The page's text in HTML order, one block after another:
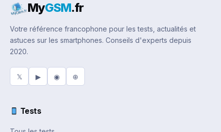
MyGSM.fr
Votre référence francophone pour les tests, actualités et
astuces sur les smartphones. Conseils d'experts depuis
2020.
𝕏 ▶ ◉ ⊕
Tests